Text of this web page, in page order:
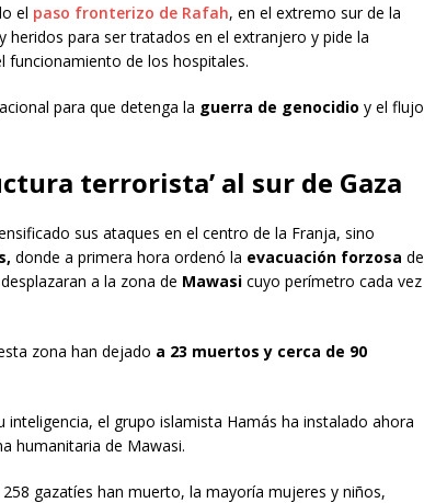
el paso fronterizo de Rafah, en el extremo sur de la
para ser tratados en el extranjero y pide la
funcionamiento de los hospitales.
para que detenga la guerra de genocidio y el flujo
terrorista’ al sur de Gaza
sus ataques en el centro de la Franja, sino
donde a primera hora ordenó la evacuación forzosa de
a la zona de Mawasi cuyo perímetro cada vez
zona han dejado a 23 muertos y cerca de 90
el grupo islamista Hamás ha instalado ahora
humanitaria de Mawasi.
gazatíes han muerto, la mayoría mujeres y niños,